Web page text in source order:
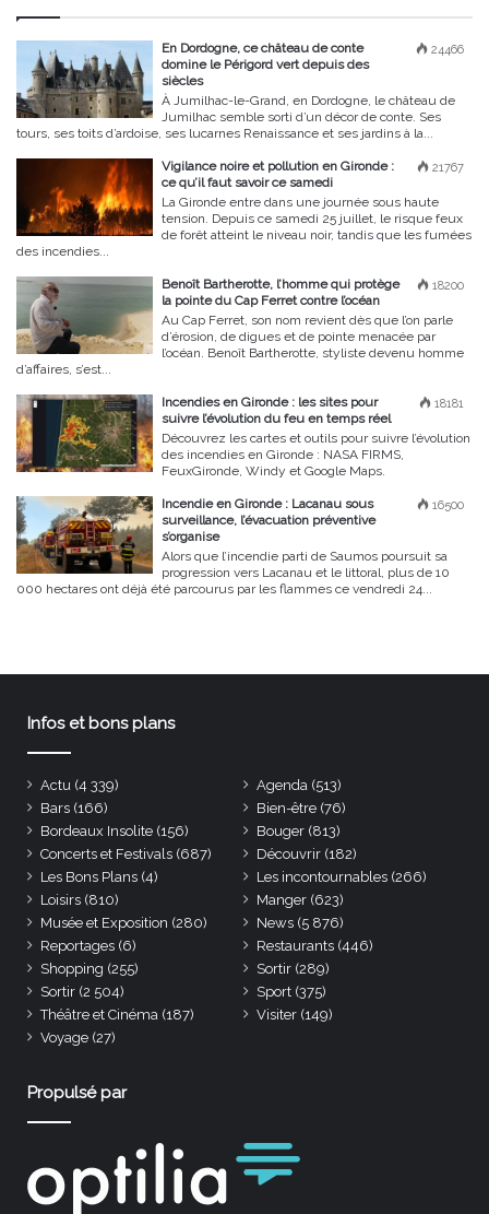
24466
En Dordogne, ce château de conte
domine le Périgord vert depuis des
siècles
À Jumilhac-le-Grand, en Dordogne, le château de
Jumilhac semble sorti d’un décor de conte. Ses
tours, ses toits d’ardoise, ses lucarnes Renaissance et ses jardins à la...
21767
Vigilance noire et pollution en Gironde :
ce qu’il faut savoir ce samedi
La Gironde entre dans une journée sous haute
tension. Depuis ce samedi 25 juillet, le risque feux
de forêt atteint le niveau noir, tandis que les fumées
des incendies...
18200
Benoît Bartherotte, l’homme qui protège
la pointe du Cap Ferret contre l’océan
Au Cap Ferret, son nom revient dès que l’on parle
d’érosion, de digues et de pointe menacée par
l’océan. Benoît Bartherotte, styliste devenu homme
d’affaires, s’est...
18181
Incendies en Gironde : les sites pour
suivre l’évolution du feu en temps réel
Découvrez les cartes et outils pour suivre l’évolution
des incendies en Gironde : NASA FIRMS,
FeuxGironde, Windy et Google Maps.
16500
Incendie en Gironde : Lacanau sous
surveillance, l’évacuation préventive
s’organise
Alors que l’incendie parti de Saumos poursuit sa
progression vers Lacanau et le littoral, plus de 10
000 hectares ont déjà été parcourus par les flammes ce vendredi 24...
Infos et bons plans
Actu (4 339) Agenda (513)
Bars (166) Bien-être (76)
Bordeaux Insolite (156) Bouger (813)
Concerts et Festivals (687) Découvrir (182)
Les Bons Plans (4) Les incontournables (266)
Loisirs (810) Manger (623)
Musée et Exposition (280) News (5 876)
Reportages (6) Restaurants (446)
Shopping (255) Sortir (289)
Sortir (2 504) Sport (375)
Théâtre et Cinéma (187) Visiter (149)
Voyage (27)
Propulsé par